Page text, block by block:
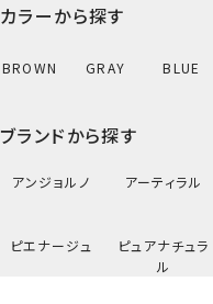
カラーから探す
BROWN GRAY BLUE
ブランドから探す
アンジョルノ アーティラル
ピエナージュ
ピュアナチュラ
ル